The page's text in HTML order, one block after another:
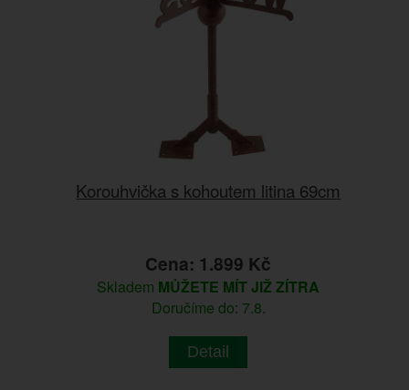
Korouhvička s kohoutem litina 69cm
Cena: 1.899 Kč
Skladem MŮŽETE MÍT JIŽ ZÍTRA
Doručíme do: 7.8.
Detail